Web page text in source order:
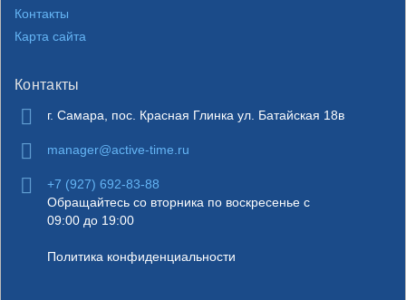
Контакты
Карта сайта
Контакты
г. Самара, пос. Красная Глинка ул. Батайская 18в
manager@active-time.ru
+7 (927) 692-83-88
Обращайтесь со вторника по воскресенье с
09:00 до 19:00
Политика конфиденциальности